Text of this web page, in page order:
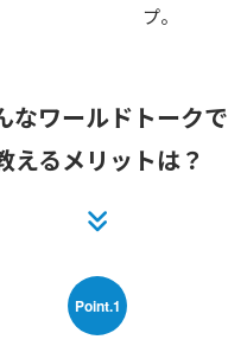
プ。
なワールドトークで
えるメリットは？
Point.1